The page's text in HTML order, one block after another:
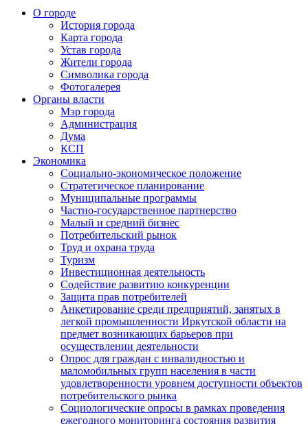
О городе
История города
Карта города
Устав города
Жители города
Символика города
Фотогалерея
Органы власти
Мэр города
Администрация
Дума
КСП
Экономика
Социально-экономическое положение
Стратегическое планирование
Муниципальные программы
Частно-государственное партнерство
Малый и средний бизнес
Потребительский рынок
Труд и охрана труда
Туризм
Инвестиционная деятельность
Содействие развитию конкуренции
Защита прав потребителей
Анкетирование среди предприятий, занятых в
легкой промышленности Иркутской области на
предмет возникающих барьеров при
осуществлении деятельности
Опрос для граждан с инвалидностью и
маломобильных групп населения в части
удовлетворенности уровнем доступности объектов
потребительского рынка
Социологические опросы в рамках проведения
ежегодного мониторинга состояния развития